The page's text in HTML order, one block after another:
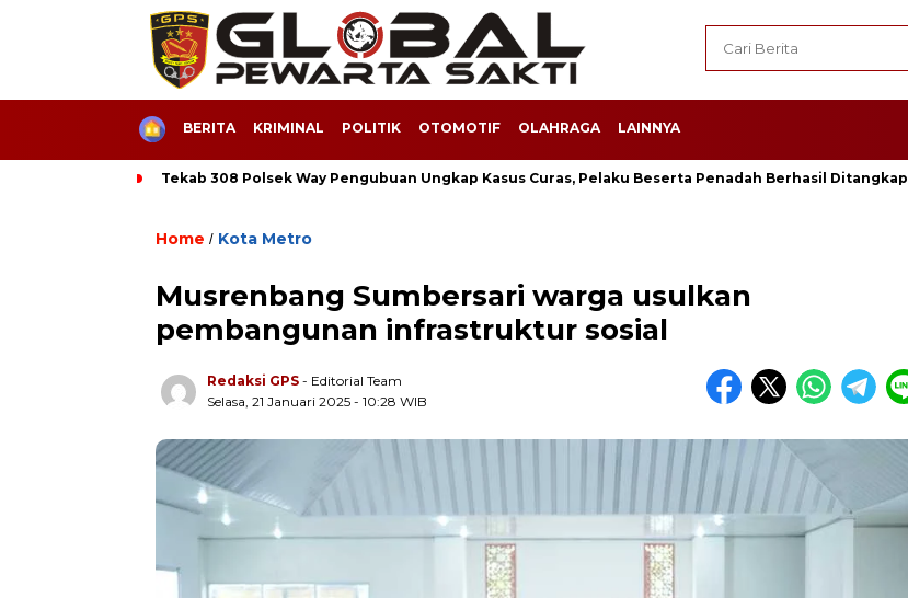
HOME
BERITA KRIMINAL POLITIK OTOMOTIF OLAHRAGA LAINNYA
Tekab 308 Polsek Way Pengubuan Ungkap Kasus Curas, Pelaku Beserta Penadah Berhasil Ditangkap
Home / Kota Metro
Musrenbang Sumbersari warga usulkan
pembangunan infrastruktur sosial
Redaksi GPS - Editorial Team
Selasa, 21 Januari 2025 - 10:28 WIB